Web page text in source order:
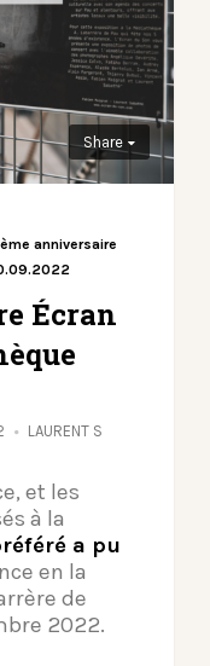
Share
anniversaire
Écran
LAURENT S
et les
à la
a pu
en la
de
2022.